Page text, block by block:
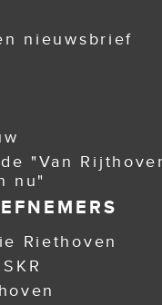
nieuwsbrief
"Van
nu"
Riethoven